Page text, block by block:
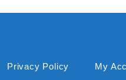
Privacy Policy My